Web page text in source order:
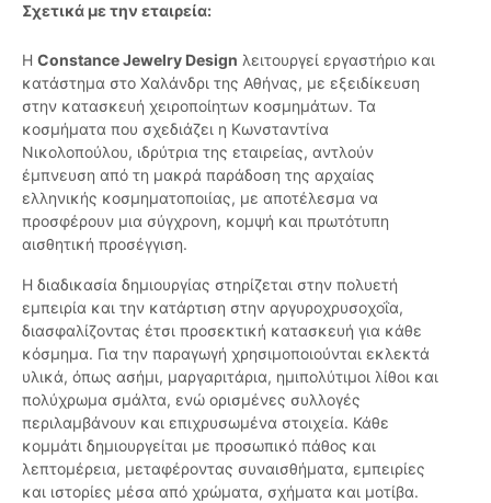
Σχετικά με την εταιρεία:
Η Constance Jewelry Design λειτουργεί εργαστήριο και
κατάστημα στο Χαλάνδρι της Αθήνας, με εξειδίκευση
στην κατασκευή χειροποίητων κοσμημάτων. Τα
κοσμήματα που σχεδιάζει η Κωνσταντίνα
Νικολοπούλου, ιδρύτρια της εταιρείας, αντλούν
έμπνευση από τη μακρά παράδοση της αρχαίας
ελληνικής κοσμηματοποιίας, με αποτέλεσμα να
προσφέρουν μια σύγχρονη, κομψή και πρωτότυπη
αισθητική προσέγγιση.
Η διαδικασία δημιουργίας στηρίζεται στην πολυετή
εμπειρία και την κατάρτιση στην αργυροχρυσοχοΐα,
διασφαλίζοντας έτσι προσεκτική κατασκευή για κάθε
κόσμημα. Για την παραγωγή χρησιμοποιούνται εκλεκτά
υλικά, όπως ασήμι, μαργαριτάρια, ημιπολύτιμοι λίθοι και
πολύχρωμα σμάλτα, ενώ ορισμένες συλλογές
περιλαμβάνουν και επιχρυσωμένα στοιχεία. Κάθε
κομμάτι δημιουργείται με προσωπικό πάθος και
λεπτομέρεια, μεταφέροντας συναισθήματα, εμπειρίες
και ιστορίες μέσα από χρώματα, σχήματα και μοτίβα.